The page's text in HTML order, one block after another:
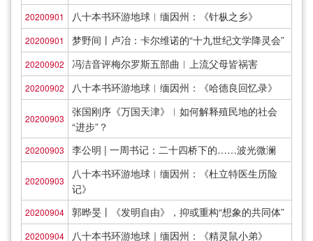
20200901 八十本书环游地球︱缅因州：《针枞之乡》
20200901 梦野间丨卢冶：卡尔维诺的“十九世纪文学降灵会”
20200902 冯洁音评梅尔罗斯五部曲︱上流父母皆祸害
20200902 八十本书环游地球︱缅因州：《哈德良回忆录》
20200903
张国刚序《万国天津》︱如何解释殖民地的社会
“进步”？
20200903 李公明 | 一周书记：二十四桥下的……波光微澜
20200903
八十本书环游地球︱缅因州：《杜立特医生历险
记》
20200904 郭晔旻丨《发明自由》，抑或重构“想象的共同体”
20200904 八十本书环游地球｜缅因州：《精灵鼠小弟》